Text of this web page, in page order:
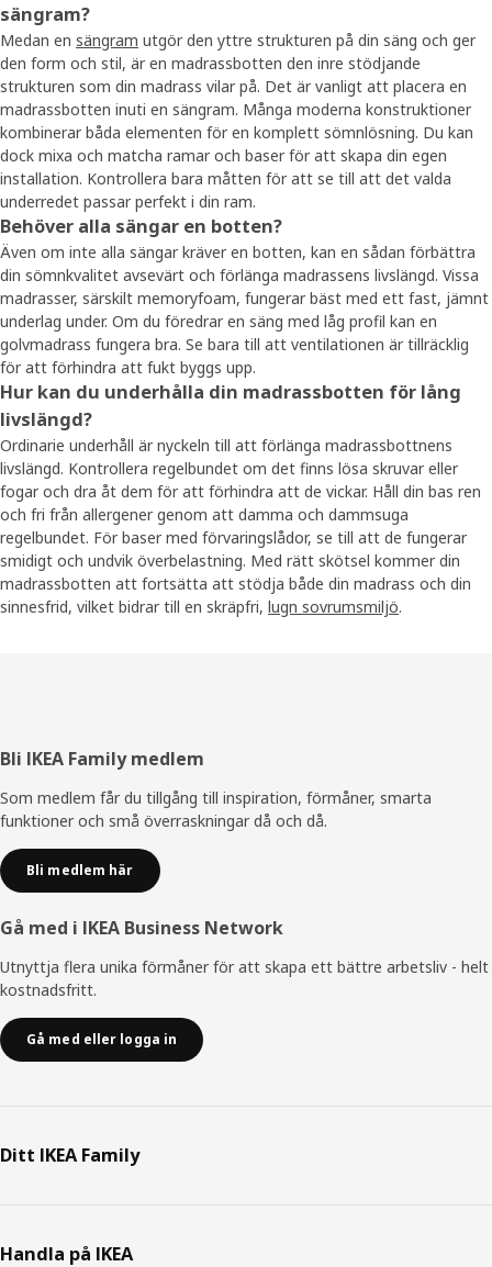
sängram?
Medan en sängram utgör den yttre strukturen på din säng och ger
den form och stil, är en madrassbotten den inre stödjande
strukturen som din madrass vilar på. Det är vanligt att placera en
madrassbotten inuti en sängram. Många moderna konstruktioner
kombinerar båda elementen för en komplett sömnlösning. Du kan
dock mixa och matcha ramar och baser för att skapa din egen
installation. Kontrollera bara måtten för att se till att det valda
underredet passar perfekt i din ram.
Behöver alla sängar en botten?
Även om inte alla sängar kräver en botten, kan en sådan förbättra
din sömnkvalitet avsevärt och förlänga madrassens livslängd. Vissa
madrasser, särskilt memoryfoam, fungerar bäst med ett fast, jämnt
underlag under. Om du föredrar en säng med låg profil kan en
golvmadrass fungera bra. Se bara till att ventilationen är tillräcklig
för att förhindra att fukt byggs upp.
Hur kan du underhålla din madrassbotten för lång
livslängd?
Ordinarie underhåll är nyckeln till att förlänga madrassbottnens
livslängd. Kontrollera regelbundet om det finns lösa skruvar eller
fogar och dra åt dem för att förhindra att de vickar. Håll din bas ren
och fri från allergener genom att damma och dammsuga
regelbundet. För baser med förvaringslådor, se till att de fungerar
smidigt och undvik överbelastning. Med rätt skötsel kommer din
madrassbotten att fortsätta att stödja både din madrass och din
sinnesfrid, vilket bidrar till en skräpfri, lugn sovrumsmiljö.
Sidfot
Bli IKEA Family medlem
Som medlem får du tillgång till inspiration, förmåner, smarta
funktioner och små överraskningar då och då.
Bli medlem här
Gå med i IKEA Business Network
Utnyttja flera unika förmåner för att skapa ett bättre arbetsliv - helt
kostnadsfritt.
Gå med eller logga in
Ditt IKEA Family
Handla på IKEA